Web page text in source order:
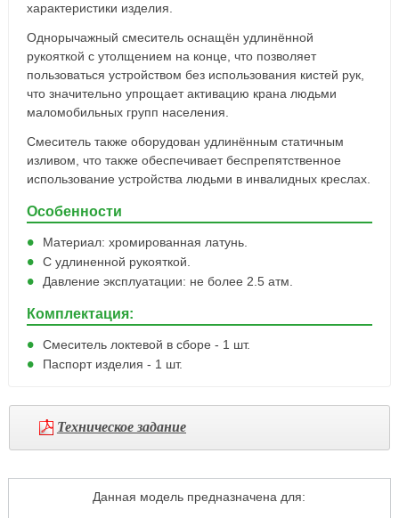
характеристики изделия.
Однорычажный смеситель оснащён удлинённой
рукояткой с утолщением на конце, что позволяет
пользоваться устройством без использования кистей рук,
что значительно упрощает активацию крана людьми
маломобильных групп населения.
Смеситель также оборудован удлинённым статичным
изливом, что также обеспечивает беспрепятственное
использование устройства людьми в инвалидных креслах.
Особенности
Материал: хромированная латунь.
С удлиненной рукояткой.
Давление эксплуатации: не более 2.5 атм.
Комплектация:
Смеситель локтевой в сборе - 1 шт.
Паспорт изделия - 1 шт.
Техническое задание
Данная модель предназначена для: